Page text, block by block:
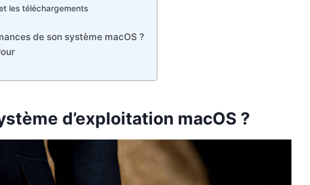
les téléchargements
de son système macOS ?
d’exploitation macOS ?